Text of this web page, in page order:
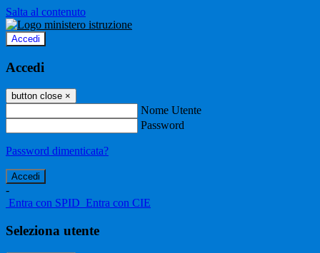
Salta al contenuto
Accedi
Accedi
button close ×
Nome Utente
Password
Password dimenticata?
-
Entra con SPID Entra con CIE
Seleziona utente